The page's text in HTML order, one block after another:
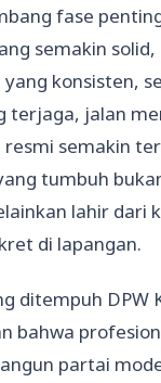
fase
semakin solid,
konsisten,
terjaga, jalan
resmi semakin
tumbuh
lahir dari
di lapangan.
ditempuh DPW
bahwa
partai